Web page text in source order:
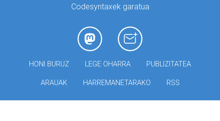
Codesyntaxek garatua
HONI BURUZ LEGE OHARRA PUBLIZITATEA
ARAUAK HARREMANETARAKO RSS